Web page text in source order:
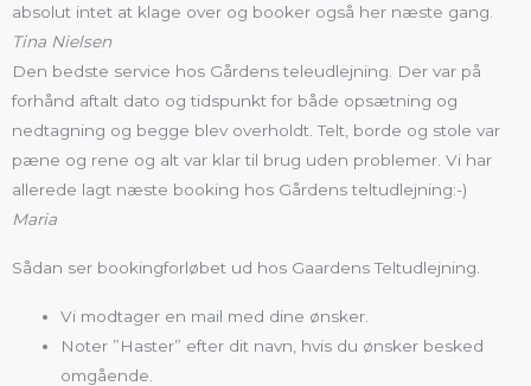
absolut intet at klage over og booker også her næste gang.
Tina Nielsen
Den bedste service hos Gårdens teleudlejning. Der var på
forhånd aftalt dato og tidspunkt for både opsætning og
nedtagning og begge blev overholdt. Telt, borde og stole var
pæne og rene og alt var klar til brug uden problemer. Vi har
allerede lagt næste booking hos Gårdens teltudlejning:-)
Maria
Sådan ser bookingforløbet ud hos Gaardens Teltudlejning.
Vi modtager en mail med dine ønsker.
Noter ”Haster” efter dit navn, hvis du ønsker besked
omgående.